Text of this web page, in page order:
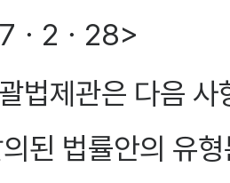
ㆍ2ㆍ28>
법제관은 다음
된 법률안의 유